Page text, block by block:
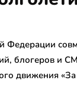
Федерации
блогеров и
движения